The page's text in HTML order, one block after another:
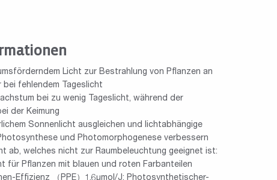
Licht zur Bestrahlung von Pflanzen an
fehlendem Tageslicht
bei zu wenig Tageslicht, während der
der Keimung
Sonnenlicht ausgleichen und lichtabhängige
und Photomorphogenese verbessern
ab, welches nicht zur Raumbeleuchtung geeignet ist:
für Pflanzen mit blauen und roten Farbanteilen
Effizienz （PPE）1.6μmol/J; Photosynthetischer-